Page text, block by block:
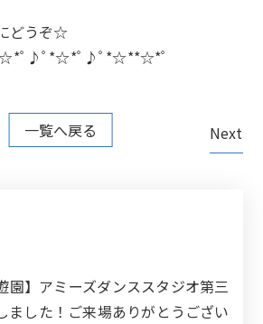
どうぞ☆
ﾟ♪ﾟ*☆*ﾟ♪ﾟ*☆**☆*ﾟ
一覧へ戻る Next
園】アミーズダンススタジオ第三
ました！ご来場ありがとうござい